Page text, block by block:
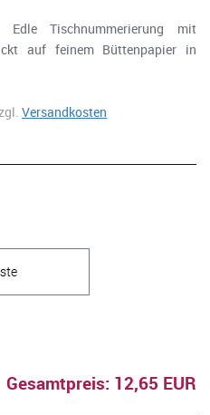
Edle Tischnummerierung mit
auf feinem Büttenpapier in
Versandkosten
Gesamtpreis: 12,65 EUR